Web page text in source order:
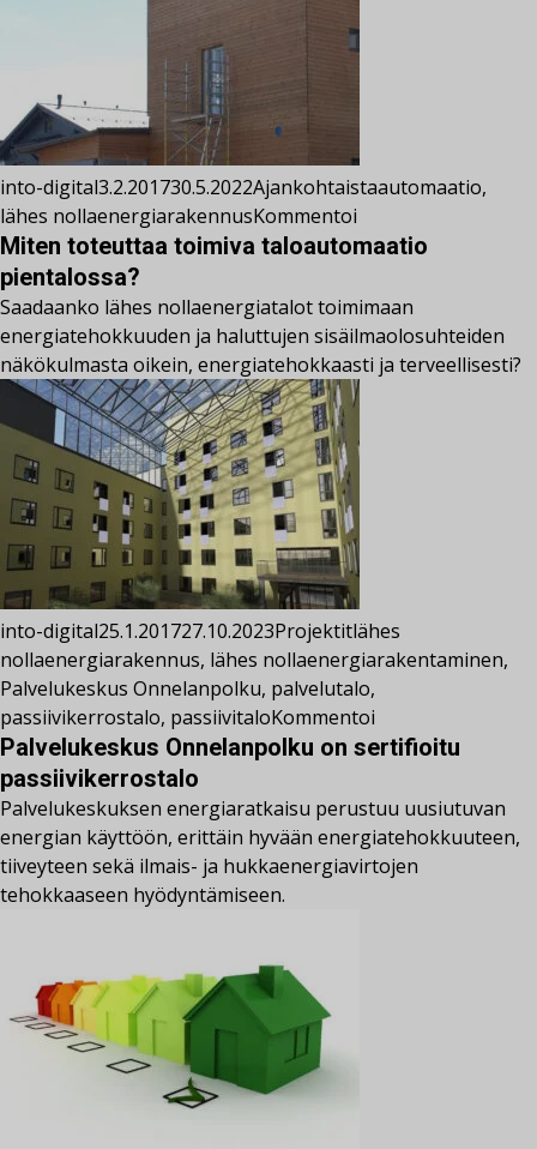
into-digital3.2.201730.5.2022Ajankohtaistaautomaatio,
lähes nollaenergiarakennusKommentoi
Miten toteuttaa toimiva taloautomaatio
pientalossa?
Saadaanko lähes nollaenergiatalot toimimaan
energiatehokkuuden ja haluttujen sisäilmaolosuhteiden
näkökulmasta oikein, energiatehokkaasti ja terveellisesti?
into-digital25.1.201727.10.2023Projektitlähes
nollaenergiarakennus, lähes nollaenergiarakentaminen,
Palvelukeskus Onnelanpolku, palvelutalo,
passiivikerrostalo, passiivitaloKommentoi
Palvelukeskus Onnelanpolku on sertifioitu
passiivikerrostalo
Palvelukeskuksen energiaratkaisu perustuu uusiutuvan
energian käyttöön, erittäin hyvään energiatehokkuuteen,
tiiveyteen sekä ilmais- ja hukkaenergiavirtojen
tehokkaaseen hyödyntämiseen.